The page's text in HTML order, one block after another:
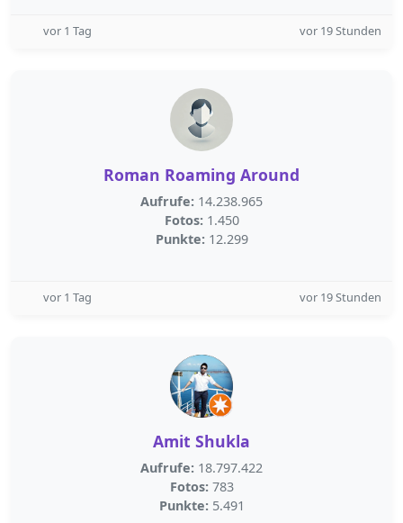
vor 1 Tag vor 19 Stunden
Roman Roaming Around
Aufrufe: 14.238.965
Fotos: 1.450
Punkte: 12.299
vor 1 Tag vor 19 Stunden
Amit Shukla
Aufrufe: 18.797.422
Fotos: 783
Punkte: 5.491